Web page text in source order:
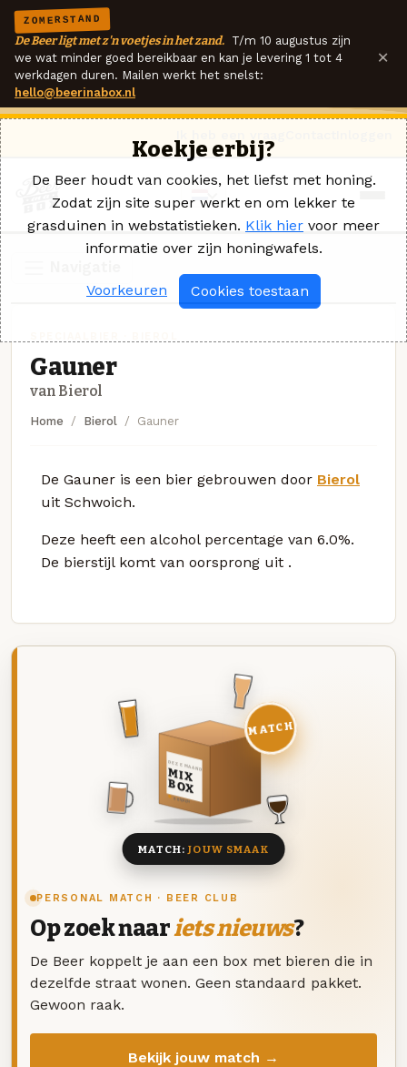
ZOMERSTAND
De Beer ligt met z'n voetjes in het zand. T/m 10 augustus zijn
we wat minder goed bereikbaar en kan je levering 1 tot 4
werkdagen duren. Mailen werkt het snelst:
hello@beerinabox.nl
×
Gauner
van Bierol
Home Bierol Gauner
De Gauner is een bier gebrouwen door Bierol
uit Schwoich.
Deze heeft een alcohol percentage van 6.0%.
De bierstijl komt van oorsprong uit .
PERSONAL MATCH · BEER CLUB
Op zoek naariets nieuws?
De Beer koppelt je aan een box met bieren die in
dezelfde straat wonen. Geen standaard pakket.
Gewoon raak.
Bekijk jouw match →
DEZE MAAND
MIX
BOX
8 BIEREN
MATCH
MATCH:JOUW SMAAK
Koekje erbij?
De Beer houdt van cookies, het liefst met honing.
Zodat zijn site super werkt en om lekker te
grasduinen in webstatistieken. Klik hier voor meer
informatie over zijn honingwafels.
Voorkeuren Cookies toestaan